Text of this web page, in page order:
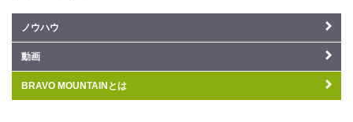
ノウハウ
動画
BRAVO MOUNTAINとは